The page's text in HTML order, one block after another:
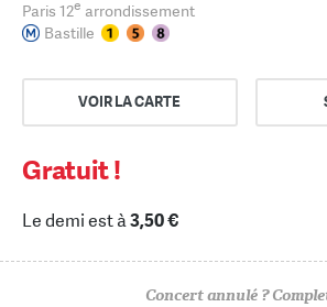
Paris 12e arrondissement
Bastille
VOIR LA CARTE
Gratuit !
Le demi est à3,50 €
Concert annulé ?